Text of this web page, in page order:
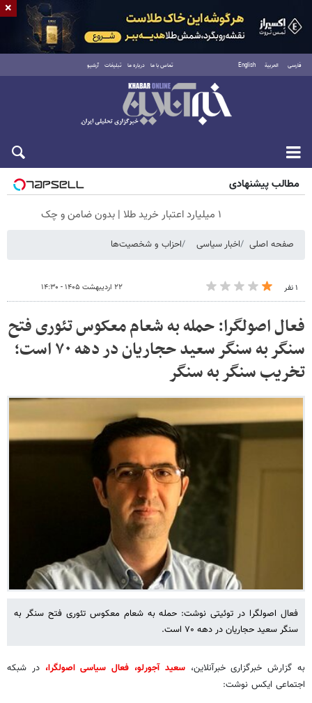
فارسی العربية English تماس با ما درباره ما تبلیغات آرشیو
جمعه ۱۶ مرداد ۱۴۰۵
مطالب پیشنهادی
۱ میلیارد اعتبار خرید طلا | بدون ضامن و چک
صفحه اصلی اخبار سیاسی احزاب و شخصیت‌ها
۱ نفر ۲۲ اردیبهشت ۱۴۰۵ - ۱۴:۳۰
فعال اصولگرا: حمله به شعام معکوس تئوری فتح
سنگر به سنگر سعید حجاریان در دهه ۷۰ است؛
تخریب سنگر به سنگر
فعال اصولگرا در توئیتی نوشت: حمله به شعام معکوس تئوری فتح سنگر به
سنگر سعید حجاریان در دهه ۷۰ است.
به گزارش خبرگزاری خبرآنلاین، سعید آجورلو، فعال سیاسی اصولگرا، در شبکه
اجتماعی ایکس نوشت:
×